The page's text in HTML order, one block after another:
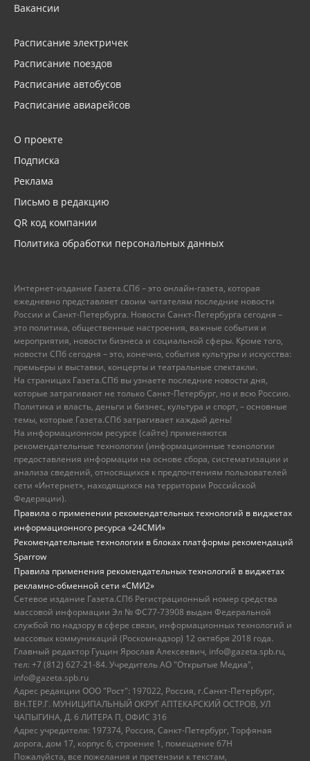
Вакансии
Расписание электричек
Расписание поездов
Расписание автобусов
Расписание авиарейсов
О проекте
Подписка
Реклама
Письмо в редакцию
QR код компании
Политика обработки персональных данных
Интернет-издание Газета.СПб – это онлайн-газета, которая
ежедневно представляет своим читателям последние новости
России и Санкт-Петербурга. Новости Санкт-Петербурга сегодня –
это политика, общественные настроения, важные события и
мероприятия, новости бизнеса и социальной сферы. Кроме того,
новости СПб сегодня – это, конечно, события культуры и искусства:
премьеры и выставки, концерты и театральные спектакли.
На страницах Газета.СПб вы узнаете последние новости дня,
которые затрагивают не только Санкт-Петербург, но и всю Россию.
Политика и власть, деньги и бизнес, культура и спорт, – основные
темы, которые Газета.СПб затрагивает каждый день!
На информационном ресурсе (сайте) применяются
рекомендательные технологии (информационные технологии
предоставления информации на основе сбора, систематизации и
анализа сведений, относящихся к предпочтениям пользователей
сети «Интернет», находящихся на территории Российской
Федерации).
Правила о применении рекомендательных технологий в виджетах
информационного ресурса «24СМИ»
Рекомендательные технологии в блоках платформы рекомендаций
Sparrow
Правила применения рекомендательных технологий в виджетах
рекламно-обменной сети «СМИ2»
Сетевое издание Газета.СПб Регистрационный номер средства
массовой информации Эл № ФС77-73908 выдан Федеральной
службой по надзору в сфере связи, информационных технологий и
массовых коммуникаций (Роскомнадзор) 12 октября 2018 года.
Главный редактор Гущин Ярослав Алексеевич, info@gazeta.spb.ru,
тел: +7 (812) 627-21-84. Учредитель АО "Открытые Медиа",
info@gazeta.spb.ru
Адрес редакции ООО "Рост": 197022, Россия, г.Санкт-Петербург,
ВН.ТЕР.Г. МУНИЦИПАЛЬНЫЙ ОКРУГ АПТЕКАРСКИЙ ОСТРОВ, УЛ
ЧАПЫГИНА, Д. 6 ЛИТЕРА П, ОФИС 316
Адрес учредителя: 197374, Россия, Санкт-Петербург, Торфяная
дорога, дом 17, корпус 6, строение 1, помещение 67Н
Пожалуйста, все пожелания и претензии к текстам,